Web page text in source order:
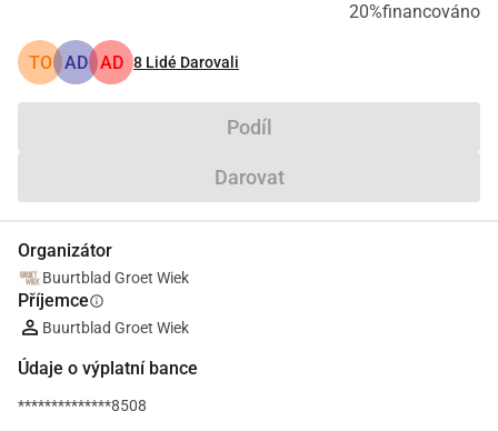
20%financováno
TO AD AD 8 Lidé Darovali
Podíl
Darovat
Organizátor
Buurtblad Groet Wiek
Příjemceinfo
Buurtblad Groet Wiek
Údaje o výplatní bance
**************8508